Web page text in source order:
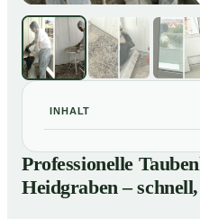
INHALT
01 Professionelle
schnell, sicher &
Warum professionelle
Professionelle
Heidgraben –